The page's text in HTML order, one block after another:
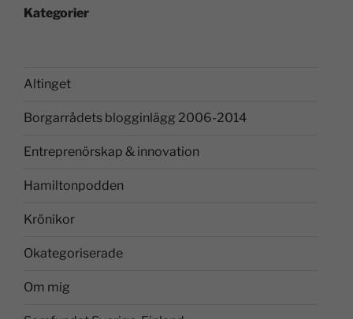
Kategorier
Altinget
Borgarrådets blogginlägg 2006-2014
Entreprenörskap & innovation
Hamiltonpodden
Krönikor
Okategoriserade
Om mig